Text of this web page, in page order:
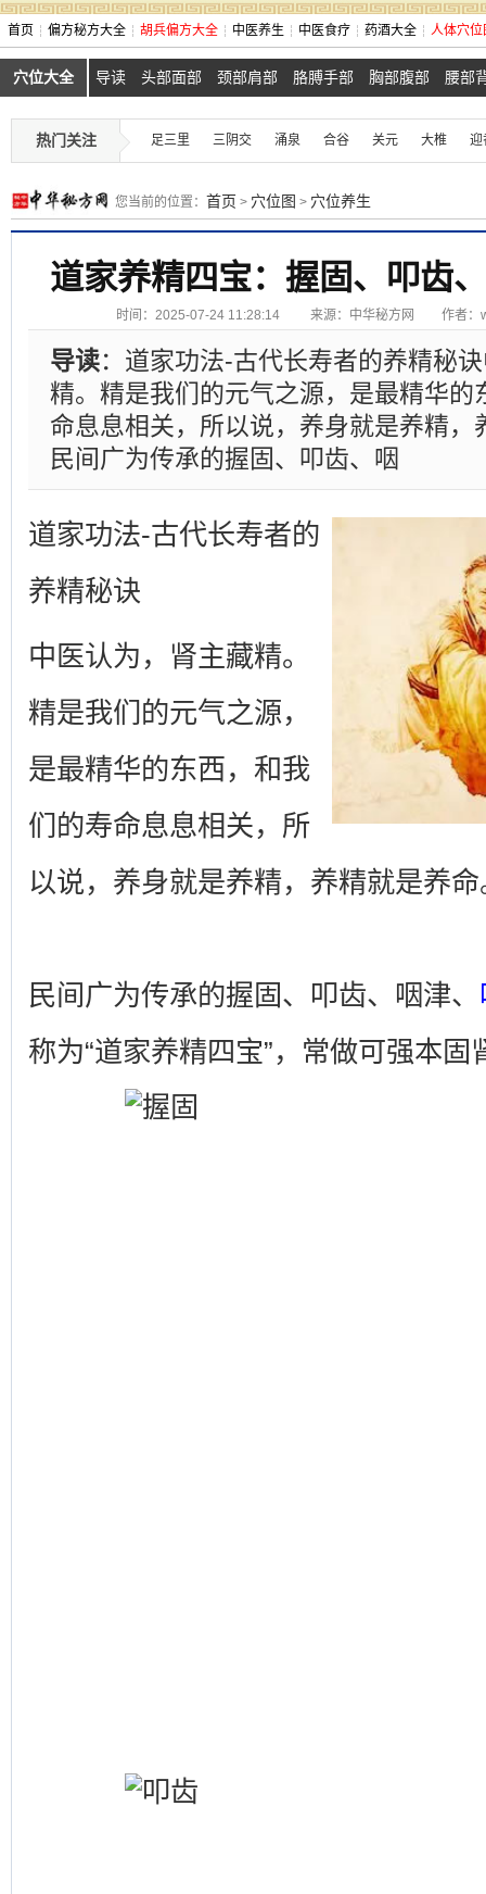
首页 偏方秘方大全 胡兵偏方大全 中医养生 中医食疗 药酒大全 人体穴位
穴位大全 导读 头部面部 颈部肩部 胳膊手部 胸部腹部 腰部
热门关注 足三里 三阴交 涌泉 合谷 关元 大椎 迎
您当前的位置： 首页 > 穴位图 > 穴位养生
道家养精四宝：握固、叩齿
时间：2025-07-24 11:28:14 来源： 中华秘方网 作者：
导读：道家功法-古代长寿者的养精秘
精。精是我们的元气之源，是最精华的
命息息相关，所以说，养身就是养精，
民间广为传承的握固、叩齿、咽
道家功法-古代长寿者的
养精秘诀
中医认为，肾主藏精。
精是我们的元气之源，
是最精华的东西，和我
们的寿命息息相关，所
以说，养身就是养精，养精就是养命
民间广为传承的握固、叩齿、咽津、
称为“道家养精四宝”，常做可强本固